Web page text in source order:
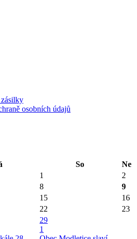
osobních údajů
So
Ne
1
2
8
9
15
16
22 23
29
1